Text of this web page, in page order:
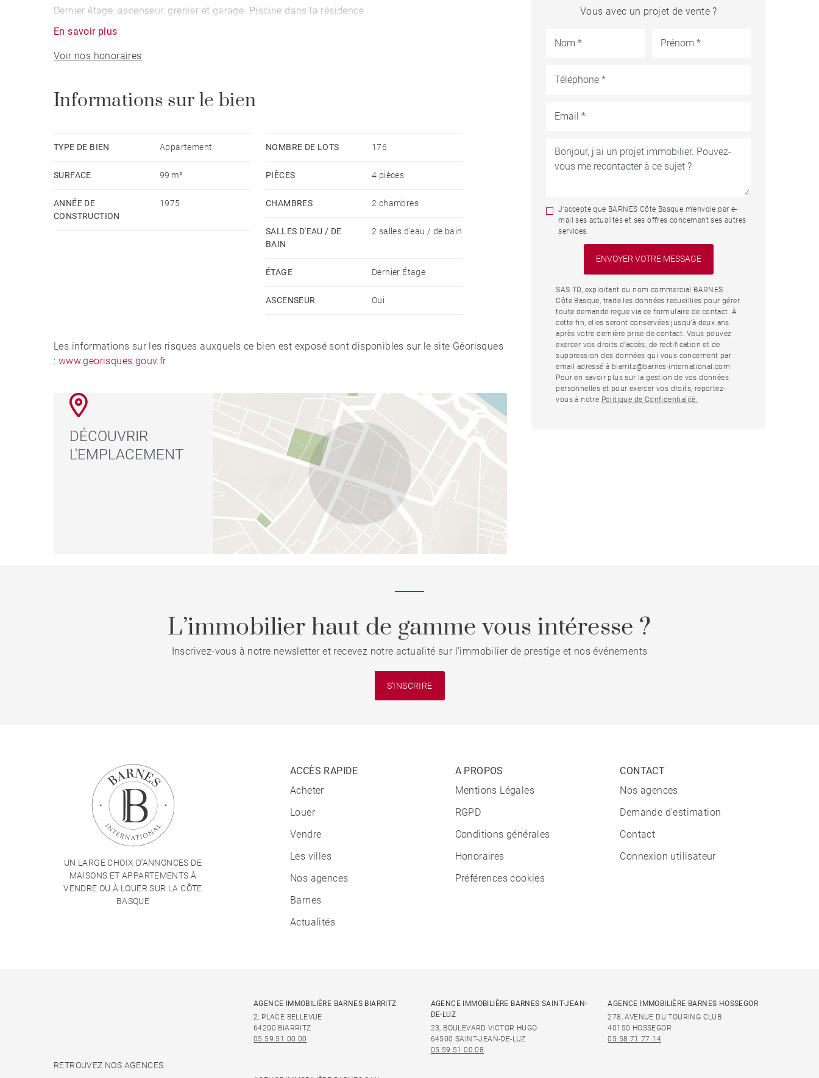
Dernier étage, ascenseur, grenier et garage. Piscine dans la résidence
En savoir plus
Voir nos honoraires
Informations sur le bien
TYPE DE BIEN Appartement
SURFACE 99 m²
ANNÉE DE
CONSTRUCTION
1975
NOMBRE DE LOTS 176
PIÈCES 4 pièces
CHAMBRES 2 chambres
SALLES D'EAU / DE
BAIN
2 salles d'eau / de bain
ÉTAGE Dernier Étage
ASCENSEUR Oui
Les informations sur les risques auxquels ce bien est exposé sont disponibles sur le site Géorisques
: www.georisques.gouv.fr
DÉCOUVRIR
L'EMPLACEMENT
Vous avec un projet de vente ?
J'accepte que BARNES Côte Basque m'envoie par e-
mail ses actualités et ses offres concernant ses autres
services.
SAS TD, exploitant du nom commercial BARNES
Côte Basque, traite les données recueillies pour gérer
toute demande reçue via ce formulaire de contact. À
cette fin, elles seront conservées jusqu’à deux ans
après votre dernière prise de contact. Vous pouvez
exercer vos droits d'accès, de rectification et de
suppression des données qui vous concernent par
email adressé à biarritz@barnes-international.com.
Pour en savoir plus sur la gestion de vos données
personnelles et pour exercer vos droits, reportez-
vous à notre Politique de Confidentialité.
L’immobilier haut de gamme vous intéresse ?
Inscrivez-vous à notre newsletter et recevez notre actualité sur l'immobilier de prestige et nos événements
S'INSCRIRE
UN LARGE CHOIX D'ANNONCES DE
MAISONS ET APPARTEMENTS À
VENDRE OU À LOUER SUR LA CÔTE
BASQUE
ACCÈS RAPIDE
Acheter
Louer
Vendre
Les villes
Nos agences
Barnes
Actualités
A PROPOS
Mentions Légales
RGPD
Conditions générales
Honoraires
Préférences cookies
CONTACT
Nos agences
Demande d'estimation
Contact
Connexion utilisateur
RETROUVEZ NOS AGENCES
AGENCE IMMOBILIÈRE BARNES BIARRITZ
2, PLACE BELLEVUE
64200 BIARRITZ
05 59 51 00 00
AGENCE IMMOBILIÈRE BARNES SAINT-JEAN-
DE-LUZ
23, BOULEVARD VICTOR HUGO
64500 SAINT-JEAN-DE-LUZ
05 59 51 00 08
AGENCE IMMOBILIÈRE BARNES HOSSEGOR
278, AVENUE DU TOURING CLUB
40150 HOSSEGOR
05 58 71 77 14